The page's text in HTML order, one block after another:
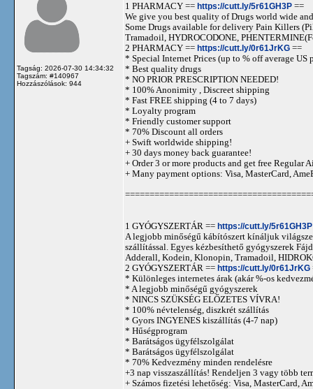
Tagság: 2026-07-30 14:34:32
Tagszám: #140967
Hozzászólások: 944
1 PHARMACY == https://cutt.ly/5r61GH3P ==
We give you best quality of Drugs world wide
Some Drugs available for delivery Pain Killers
Tramadoil, HYDROCODONE,
2 PHARMACY == https://cutt.ly/0r61JrKG ==
* Special Internet Prices (up to % off average US
* Best quality drugs
* NO PRIOR PRESCRIPTION NEEDED!
* 100% Anonimity , Discreet shipping
* Fast FREE shipping (4 to 7 days)
* Loyalty program
* Friendly customer support
* 70% Discount all orders
+ Swift worldwide shipping!
+ 30 days money back guarantee!
+ Order 3 or more products and get free Regular
+ Many payment options: Visa, MasterCard,
1 GYÓGYSZERTÁR == https://cutt.ly/5r61GH3P
A legjobb minőségű kábítószert kínáljuk
szállítással. Egyes kézbesíthető gyógyszerek
Adderall, Kodein, Klonopin, Tramadoil,
2 GYÓGYSZERTÁR == https://cutt.ly/0r61JrKG
* Különleges internetes árak (akár %-os
* A legjobb minőségű gyógyszerek
* NINCS SZÜKSÉG ELŐZETES VÍVRA!
* 100% névtelenség, diszkrét szállítás
* Gyors INGYENES kiszállítás (4-7 nap)
* Hűségprogram
* Barátságos ügyfélszolgálat
* Barátságos ügyfélszolgálat
* 70% Kedvezmény minden rendelésre
+3 nap visszaszállítás! Rendeljen 3 vagy több
+ Számos fizetési lehetőség: Visa, MasterCard,